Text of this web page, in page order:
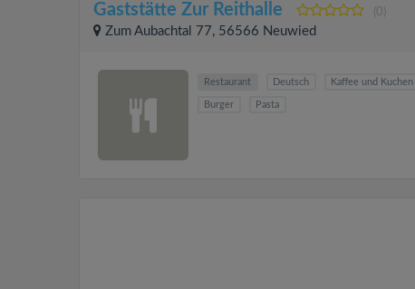
Gaststätte Zur Reithalle (0)
Zum Aubachtal 77, 56566 Neuwied
Restaurant Deutsch Kaffee und Kuchen
Burger Pasta